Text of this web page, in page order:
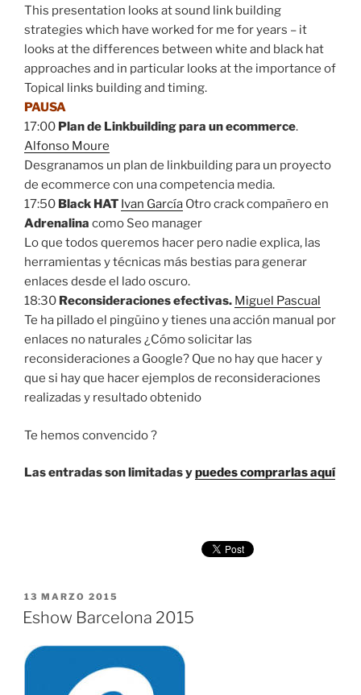
This presentation looks at sound link building
strategies which have worked for me for years – it
looks at the differences between white and black hat
approaches and in particular looks at the importance of
Topical links building and timing.
PAUSA
17:00 Plan de Linkbuilding para un ecommerce.
Alfonso Moure
Desgranamos un plan de linkbuilding para un proyecto
de ecommerce con una competencia media.
17:50 Black HAT Ivan García Otro crack compañero en
Adrenalina como Seo manager
Lo que todos queremos hacer pero nadie explica, las
herramientas y técnicas más bestias para generar
enlaces desde el lado oscuro.
18:30 Reconsideraciones efectivas. Miguel Pascual
Te ha pillado el pingüino y tienes una acción manual por
enlaces no naturales ¿Cómo solicitar las
reconsideraciones a Google? Que no hay que hacer y
que si hay que hacer ejemplos de reconsideraciones
realizadas y resultado obtenido
Te hemos convencido ?
Las entradas son limitadas ypuedes comprarlas aquí
PUBLICADO
EL
13 MARZO 2015
Eshow Barcelona 2015